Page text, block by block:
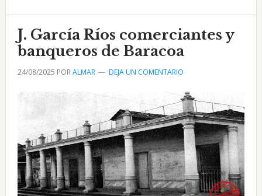
General
Hipólito
Galano
Coutín
J. García Ríos comerciantes y
banqueros de Baracoa
24/08/2025 PORALMAR DEJA UN COMENTARIO